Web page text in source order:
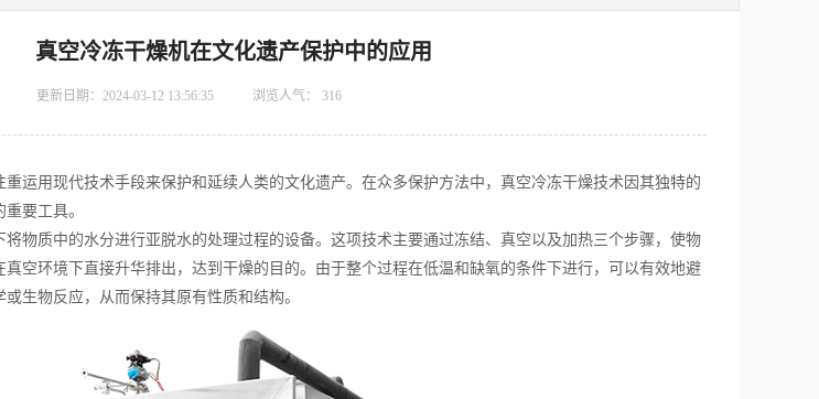
真空冷冻干燥机在文化遗产保护中的应用
更新日期：2024-03-12 13:56:35 浏览人气： 316
用现代技术手段来保护和延续人类的文化遗产。在众多保护方法中，真空冷冻干燥技术因其独特的
要工具。
将物质中的水分进行亚脱水的处理过程的设备。这项技术主要通过冻结、真空以及加热三个步骤，使物
空环境下直接升华排出，达到干燥的目的。由于整个过程在低温和缺氧的条件下进行，可以有效地避
生物反应，从而保持其原有性质和结构。